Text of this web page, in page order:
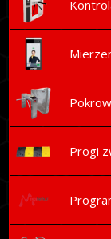
Progi